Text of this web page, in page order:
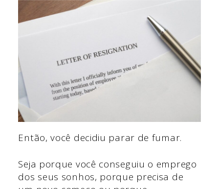
Então, você decidiu parar de fumar.
Seja porque você conseguiu o emprego
dos seus sonhos, porque precisa de